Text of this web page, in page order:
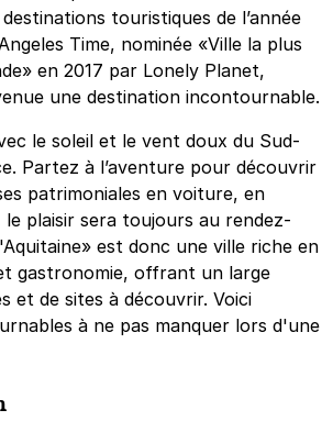
touristiques de l’année
Time, nominée «Ville la plus
en 2017 par Lonely Planet,
une destination incontournable.
le soleil et le vent doux du Sud-
Partez à l’aventure pour découvrir
patrimoniales en voiture, en
le plaisir sera toujours au rendez-
est donc une ville riche en
gastronomie, offrant un large
et de sites à découvrir. Voici
à ne pas manquer lors d'une